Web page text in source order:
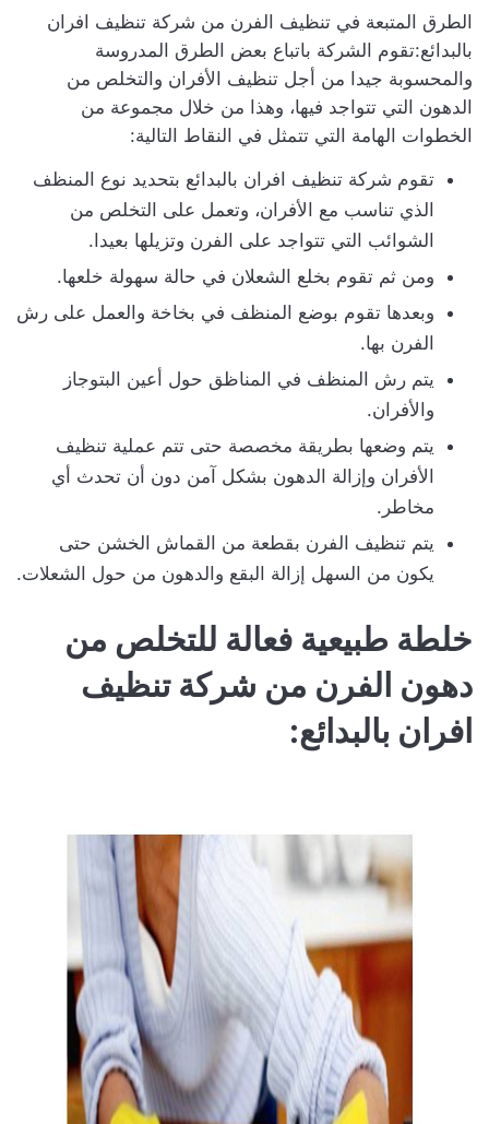
الطرق المتبعة في تنظيف الفرن من شركة تنظيف افران
بالبدائع:تقوم الشركة باتباع بعض الطرق المدروسة
والمحسوبة جيدا من أجل تنظيف الأفران والتخلص من
الدهون التي تتواجد فيها، وهذا من خلال مجموعة من
الخطوات الهامة التي تتمثل في النقاط التالية:
تقوم شركة تنظيف افران بالبدائع بتحديد نوع المنظف
الذي تناسب مع الأفران، وتعمل على التخلص من
الشوائب التي تتواجد على الفرن وتزيلها بعيدا.
ومن ثم تقوم بخلع الشعلان في حالة سهولة خلعها.
وبعدها تقوم بوضع المنظف في بخاخة والعمل على رش
الفرن بها.
يتم رش المنظف في المناظق حول أعين البتوجاز
والأفران.
يتم وضعها بطريقة مخصصة حتى تتم عملية تنظيف
الأفران وإزالة الدهون بشكل آمن دون أن تحدث أي
مخاطر.
يتم تنظيف الفرن بقطعة من القماش الخشن حتى
يكون من السهل إزالة البقع والدهون من حول الشعلات.
خلطة طبيعية فعالة للتخلص من
دهون الفرن من شركة تنظيف
افران بالبدائع: